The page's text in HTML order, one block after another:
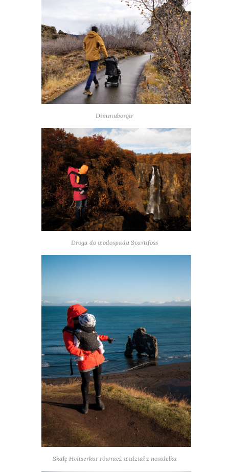
Dimmuborgir
Droga do wodospadu Svartifoss
Skałę Hvítserkur również widział z nosidełka